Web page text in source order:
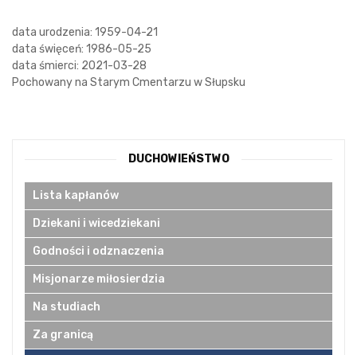
data urodzenia: 1959-04-21
data święceń: 1986-05-25
data śmierci: 2021-03-28
Pochowany na Starym Cmentarzu w Słupsku
DUCHOWIEŃSTWO
Lista kapłanów
Dziekani i wicedziekani
Godności i odznaczenia
Misjonarze miłosierdzia
Na studiach
Za granicą